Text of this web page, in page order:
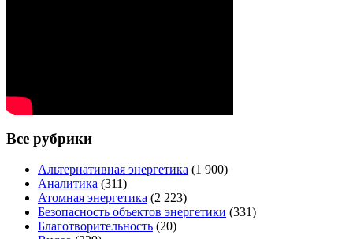
Все рубрики
Альтернативная энергетика (1 900)
Аналитика (311)
Атомная энергетика (2 223)
Безопасность объектов энергетики (331)
Благотворительность (20)